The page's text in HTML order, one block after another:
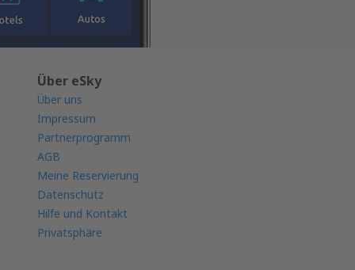
Über eSky
Über uns
Impressum
Partnerprogramm
AGB
Meine Reservierung
Datenschutz
Hilfe und Kontakt
Privatsphäre